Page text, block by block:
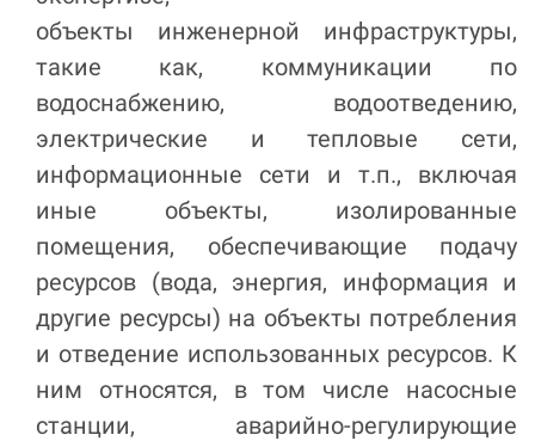
объекты инженерной инфраструктуры,
такие как, коммуникации по
водоснабжению, водоотведению,
электрические и тепловые сети,
информационные сети и т.п., включая
иные объекты, изолированные
помещения, обеспечивающие подачу
ресурсов (вода, энергия, информация и
другие ресурсы) на объекты потребления
и отведение использованных ресурсов. К
ним относятся, в том числе насосные
станции, аварийно-регулирующие